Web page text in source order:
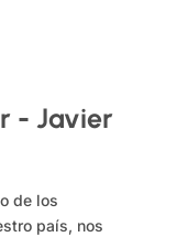
- Javier
de los
país, nos